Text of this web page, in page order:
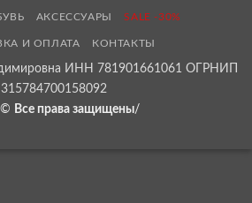
АКСЕССУАРЫ SALE -30%
И ОПЛАТА КОНТАКТЫ
ИНН 781901661061 ОГРНИП
315784700158092
© Все права защищены/